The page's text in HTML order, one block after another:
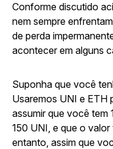
Conforme discutido
nem sempre
de perda
acontecer em alguns
Suponha que você
Usaremos UNI e ETH
assumir que você tem
150 UNI, e que o
entanto, assim que